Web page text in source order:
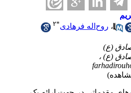
،روح‌اله فرهادی* ۲